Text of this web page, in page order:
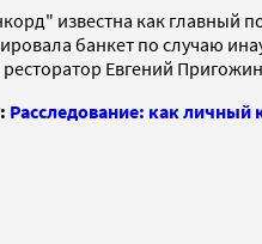
известна как главный
банкет по случаю
ресторатор Евгений
Расследование: как